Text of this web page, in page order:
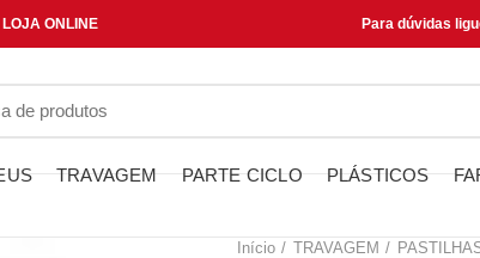
LOJA ONLINE Para dúvidas
TRAVAGEM PARTE CICLO PLÁSTICOS
Início TRAVAGEM